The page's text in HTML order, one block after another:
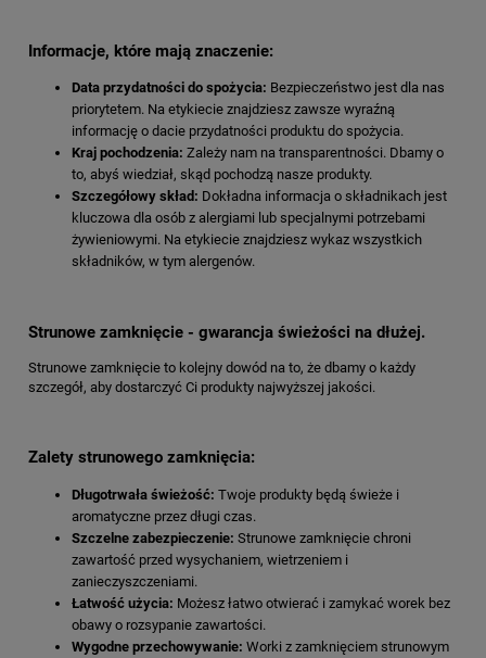
Informacje, które mają znaczenie:
Data przydatności do spożycia: Bezpieczeństwo jest dla nas
priorytetem. Na etykiecie znajdziesz zawsze wyraźną
informację o dacie przydatności produktu do spożycia.
Kraj pochodzenia: Zależy nam na transparentności. Dbamy o
to, abyś wiedział, skąd pochodzą nasze produkty.
Szczegółowy skład: Dokładna informacja o składnikach jest
kluczowa dla osób z alergiami lub specjalnymi potrzebami
żywieniowymi. Na etykiecie znajdziesz wykaz wszystkich
składników, w tym alergenów.
Strunowe zamknięcie - gwarancja świeżości na dłużej.
Strunowe zamknięcie to kolejny dowód na to, że dbamy o każdy
szczegół, aby dostarczyć Ci produkty najwyższej jakości.
Zalety strunowego zamknięcia:
Długotrwała świeżość: Twoje produkty będą świeże i
aromatyczne przez długi czas.
Szczelne zabezpieczenie: Strunowe zamknięcie chroni
zawartość przed wysychaniem, wietrzeniem i
zanieczyszczeniami.
Łatwość użycia: Możesz łatwo otwierać i zamykać worek bez
obawy o rozsypanie zawartości.
Wygodne przechowywanie: Worki z zamknięciem strunowym